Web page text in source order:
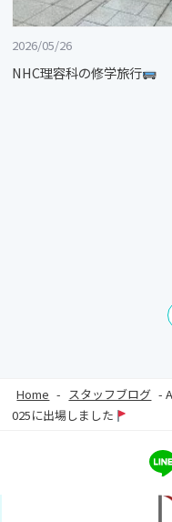
2026/05/26
NHC理容科の修学旅行
Home - スタッフブログ -
025に出場しました